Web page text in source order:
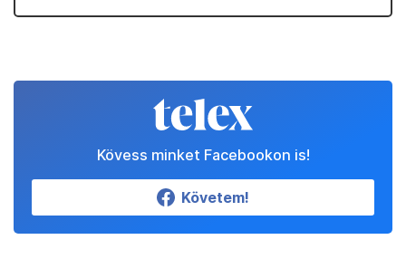
Kövess minket Facebookon is!
Követem!